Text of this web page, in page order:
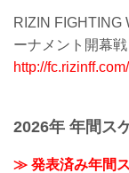
RIZIN FIGHTING
ーナメント開幕
http://
2026年 年間ス
≫ 発表済み年間